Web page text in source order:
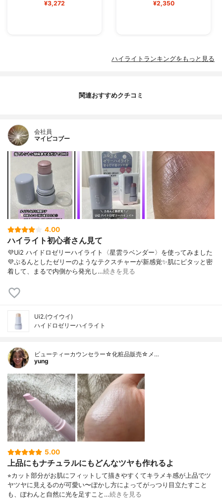
¥3,272 ¥2,350
ハイライトランキングをもっと見る
関連おすすめクチコミ
会社員
マイピコブー
4.00
ハイライト初心者さん見て
💜Ui2 ハイドロゼリーハイライト〈星雲ラベンダー〉を使ってみました
💜ぷるんとしたゼリーのようなテクスチャーが新感覚✨肌にピタッと密
着して、まるで内側から発光し…続きを見る
Ui2.(ウイウイ)
ハイドロゼリーハイライト
ビューティーカウンセラー☆化粧品販売☆メ…
yung
5.00
上品にもナチュラルにもどんなツヤも作れるよ
⁡⭐︎カット部分がお肌にフィットして描きやすくてキラメキ感が上品でツ
ヤツヤに見えるのが可愛い〜ぼかし方によってがっつり目立たすこと
も、ぽわんと自然に光を足すこと…続きを見る